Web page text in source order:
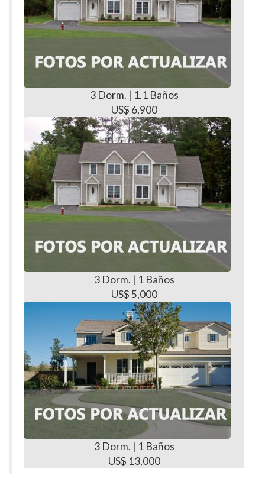
3 Dorm. | 1.1 Baños
US$ 6,900
3 Dorm. | 1 Baños
US$ 5,000
3 Dorm. | 1 Baños
US$ 13,000